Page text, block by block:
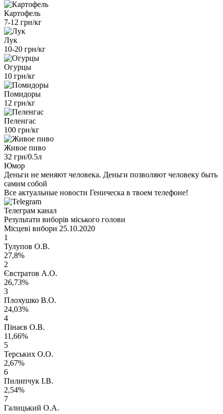
Картофель
7-12 грн/кг
Лук
10-20 грн/кг
Огурцы
10 грн/кг
Помидоры
12 грн/кг
Пеленгас
100 грн/кг
Живое пиво
32 грн/0.5л
Юмор
Деньги не меняют человека. Деньги позволяют человеку быть
самим собой
Все актуальные новости Геническа в твоем телефоне!
Телеграм канал
Результати виборів міського голови
Місцеві вибори 25.10.2020
1
Тулупов О.В.
27,8%
2
Євстратов А.О.
26,73%
3
Плохушко В.О.
24,03%
4
Пінаєв О.В.
11,66%
5
Терських О.О.
2,67%
6
Пилипчук І.В.
2,54%
7
Галицький О.А.